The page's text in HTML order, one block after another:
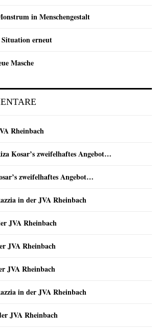
in Menschengestalt
erneut
Masche
Rheinbach
Kosar’s zweifelhaftes Angebot…
zweifelhaftes Angebot…
in der JVA Rheinbach
JVA Rheinbach
JVA Rheinbach
JVA Rheinbach
in der JVA Rheinbach
JVA Rheinbach